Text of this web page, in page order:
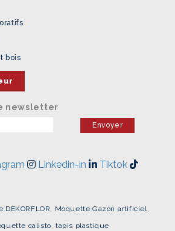
bois
newsletter
Linkedin-in Tiktok
DEKORFLOR, Moquette Gazon artificiel,
calisto,tapis plastique